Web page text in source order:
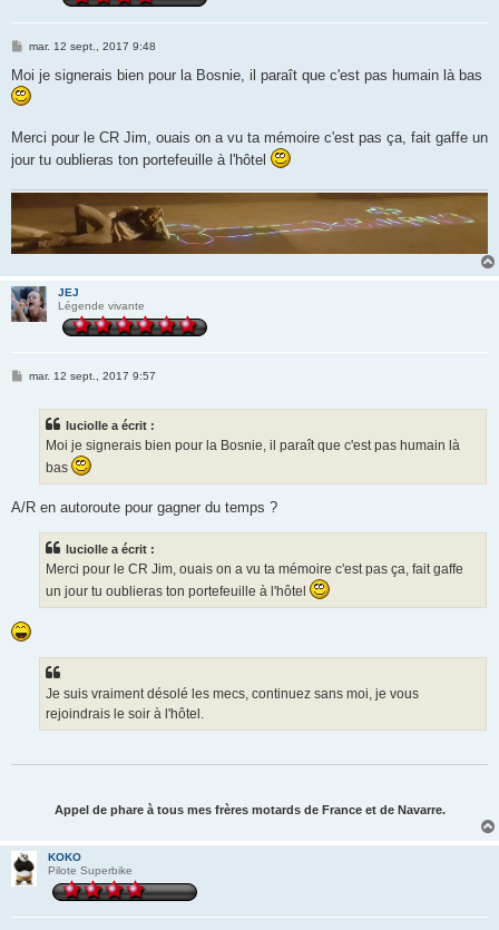
M
s
s
a
mar. 12 sept., 2017 9:48
Moi je signerais bien pour la Bosnie, il paraît que c'est pas humain là bas
Merci pour le CR Jim, ouais on a vu ta mémoire c'est pas ça, fait gaffe un
jour tu oublieras ton portefeuille à l'hôtel
JEJ
Légende vivante
Mmar. 12 sept., 2017 9:57
luciolle a écrit :
Moi je signerais bien pour la Bosnie, il paraît que c'est pas humain là
bas
A/R en autoroute pour gagner du temps ?
luciolle a écrit :
Merci pour le CR Jim, ouais on a vu ta mémoire c'est pas ça, fait gaffe
un jour tu oublieras ton portefeuille à l'hôtel
Je suis vraiment désolé les mecs, continuez sans moi, je vous
rejoindrais le soir à l'hôtel.
Appel de phare à tous mes frères motards de France et de Navarre.
KOKO
Pilote Superbike